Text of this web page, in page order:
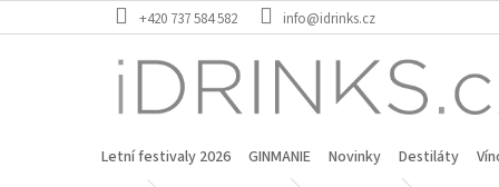
na
+420 737 584 582 info@idrinks.cz
Letní festivaly 2026 GINMANIE Novinky Destiláty